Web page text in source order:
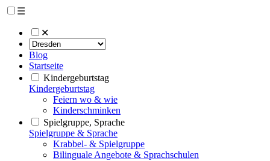
☰
✕
Blog
Startseite
Kindergeburtstag
Kindergeburtstag
Feiern wo & wie
Kinderschminken
Spielgruppe, Sprache
Spielgruppe & Sprache
Krabbel- & Spielgruppe
Bilinguale Angebote & Sprachschulen